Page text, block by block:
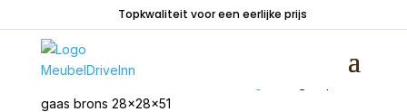
Topkwaliteit voor een eerlijke prijs
gaas brons 28x28x51